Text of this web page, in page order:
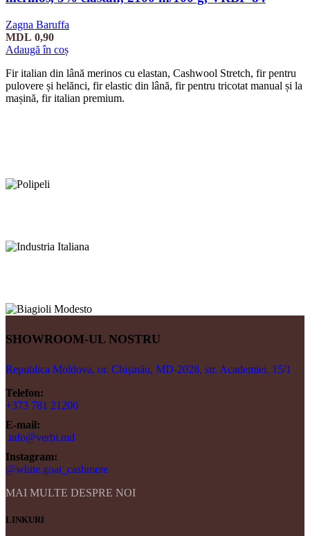
Zagna Baruffa
MDL 0,90
Adaugă în coș
Fir italian din lână merinos cu elastan, Cashwool Stretch, fir pentru
pulovere și helănci, fir elastic din lână, fir pentru tricotat manual și la
mașină, fir italian premium.
SHOWROOM-UL NOSTRU
Republica Moldova, or. Chișinău, MD-2028, str. Academiei, 15/1
Telefon:
+373 781 21200
E-mail:
info@verbi.md
Instagram:
@white.goat_cashmere
MAI MULTE DESPRE NOI
LINKURI